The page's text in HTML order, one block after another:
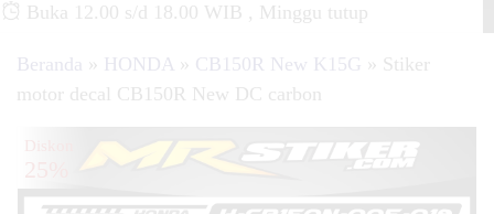
Buka 12.00 s/d 18.00 WIB , Minggu tutup
Beranda » HONDA » CB150R New K15G » Stiker
motor decal CB150R New DC carbon